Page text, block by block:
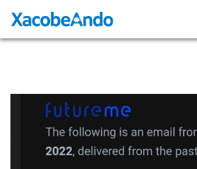
Volunteer
Experiences